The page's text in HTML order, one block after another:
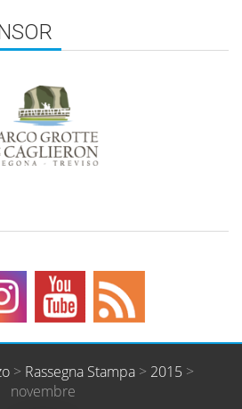
> Rassegna Stampa> 2015 >
novembre